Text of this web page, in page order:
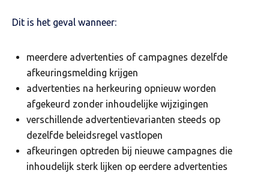
Dit is het geval wanneer:
meerdere advertenties of campagnes dezelfde
afkeuringsmelding krijgen
advertenties na herkeuring opnieuw worden
afgekeurd zonder inhoudelijke wijzigingen
verschillende advertentievarianten steeds op
dezelfde beleidsregel vastlopen
afkeuringen optreden bij nieuwe campagnes die
inhoudelijk sterk lijken op eerdere advertenties